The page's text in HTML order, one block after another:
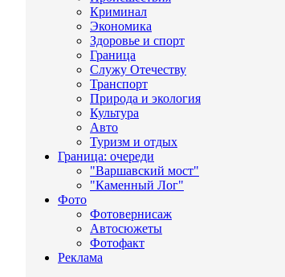
Криминал
Экономика
Здоровье и спорт
Граница
Служу Отечеству
Транспорт
Природа и экология
Культура
Авто
Туризм и отдых
Граница: очереди
"Варшавский мост"
"Каменный Лог"
Фото
Фотовернисаж
Автосюжеты
Фотофакт
Реклама